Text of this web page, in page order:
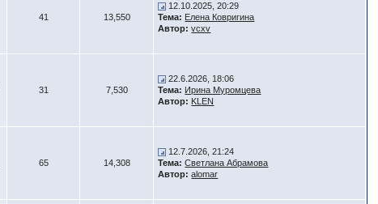
41 13,550
12.10.2025, 20:29
Тема: Елена Ковригина
Автор: vcxv
31 7,530
22.6.2026, 18:06
Тема: Ирина Муромцева
Автор: KLEN
65 14,308
12.7.2026, 21:24
Тема: Светлана Абрамова
Автор: alomar